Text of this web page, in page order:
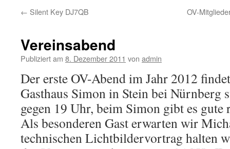
← Silent Key DJ7QB OV-
Vereinsabend
Publiziert am 8. Dezember 2011 von admin
Der erste OV-Abend im Jahr 2012
Gasthaus Simon in Stein bei Nürnberg
gegen 19 Uhr, beim Simon gibt es gute
Als besonderen Gast erwarten wir
technischen Lichtbildervortrag halten